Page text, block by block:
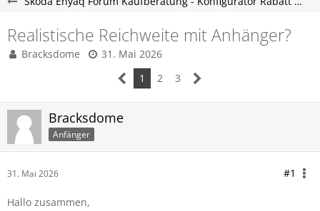
Realistische Reichweite mit Anhänger?
Bracksdome
31. Mai 2026
1
2 3
Bracksdome
Anfänger
31. Mai 2026 #1
Hallo zusammen,